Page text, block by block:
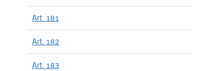
Art. 181
Art. 182
Art. 183